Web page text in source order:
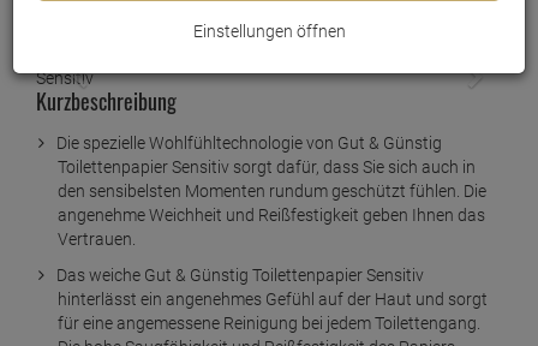
Kurzbeschreibung
Die spezielle Wohlfühltechnologie von Gut & Günstig
Toilettenpapier Sensitiv sorgt dafür, dass Sie sich auch in
den sensibelsten Momenten rundum geschützt fühlen. Die
angenehme Weichheit und Reißfestigkeit geben Ihnen das
Vertrauen.
Das weiche Gut & Günstig Toilettenpapier Sensitiv
hinterlässt ein angenehmes Gefühl auf der Haut und sorgt
für eine angemessene Reinigung bei jedem Toilettengang.
Einstellungen öffnen